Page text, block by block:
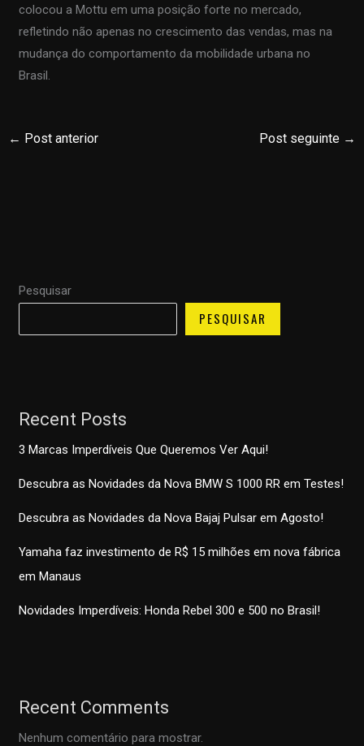
colocou a Mottu em uma posição forte no mercado,
refletindo não apenas no crescimento das vendas, mas na
mudança do comportamento da mobilidade urbana no
Brasil.
← Post anterior Post seguinte →
Pesquisar
PESQUISAR
Recent Posts
3 Marcas Imperdíveis Que Queremos Ver Aqui!
Descubra as Novidades da Nova BMW S 1000 RR em Testes!
Descubra as Novidades da Nova Bajaj Pulsar em Agosto!
Yamaha faz investimento de R$ 15 milhões em nova fábrica
em Manaus
Novidades Imperdíveis: Honda Rebel 300 e 500 no Brasil!
Recent Comments
Nenhum comentário para mostrar.